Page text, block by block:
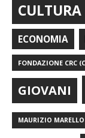
CULTURA
ECONOMIA
FONDAZIONE CRC
GIOVANI
MAURIZIO MARELLO